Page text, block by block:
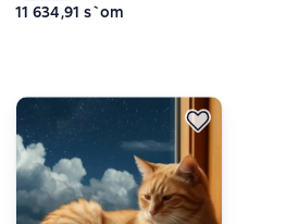
11 634,91 s`om